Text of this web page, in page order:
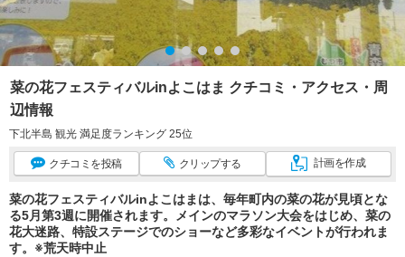
菜の花フェスティバルinよこはま クチコミ・アクセス・周
辺情報
下北半島 観光 満足度ランキング 25位
クチコミ を投稿 クリップする 計画を作成
菜の花フェスティバルinよこはまは、毎年町内の菜の花が見頃とな
る5月第3週に開催されます。メインのマラソン大会をはじめ、菜の
花大迷路、特設ステージでのショーなど多彩なイベントが行われま
す。※荒天時中止